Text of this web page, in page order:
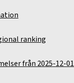
ranking
från 2025-12-01